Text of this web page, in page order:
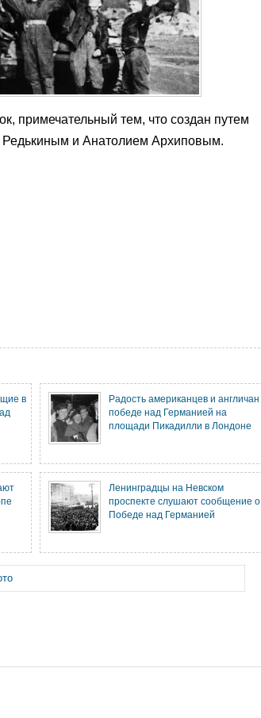
примечательный тем, что создан путем
Редькиным и Анатолием Архиповым.
в
Радость американцев и англичан
победе над Германией на
площади Пикадилли в Лондоне
Ленинградцы на Невском
проспекте слушают сообщение о
Победе над Германией